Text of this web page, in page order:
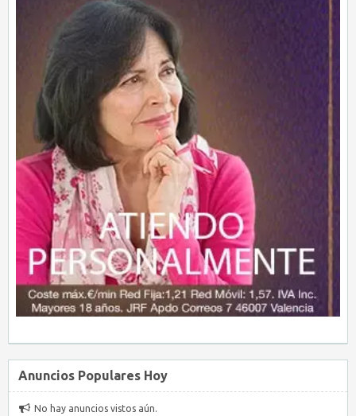
Anuncios Populares Hoy
No hay anuncios vistos aún.